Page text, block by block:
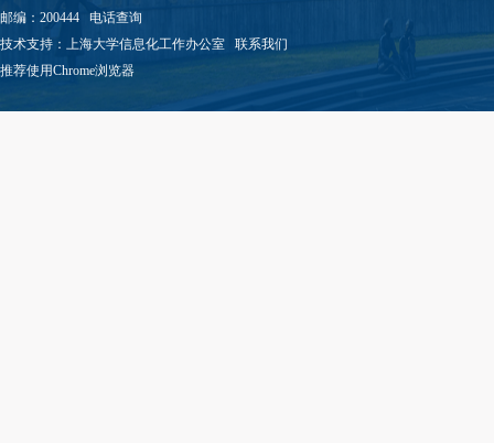
邮编：200444 电话查询
技术支持： 上海大学信息化工作办公室 联系我们
推荐使用Chrome浏览器